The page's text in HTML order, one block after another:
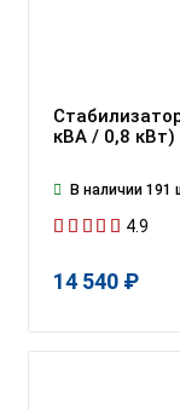
кВА / 0,8 кВт)
В наличии 191
4.9
14 540 ₽